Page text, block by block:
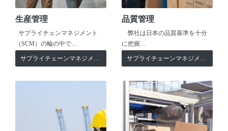
生産管理
サプライチェンマネジメント
（SCM）の輪の中で…
サプライチェーンマネジメント
品質管理
弊社は日本の品質基準を十分
に把握…
サプライチェーンマネジメント